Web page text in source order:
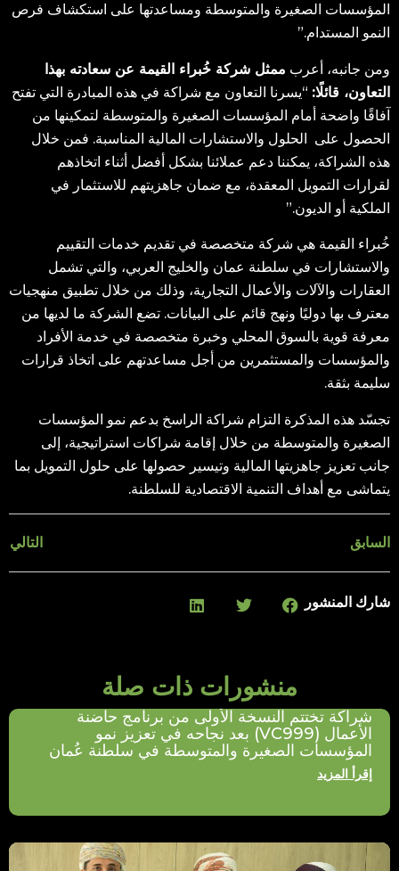
المؤسسات الصغيرة والمتوسطة ومساعدتها على استكشاف فرص
النمو المستدام.”
ومن جانبه، أعرب ممثل شركة خُبراء القيمة عن سعادته بهذا
التعاون، قائلًا:“يسرنا التعاون مع شراكة في هذه المبادرة التي تفتح
آفاقًا واضحة أمام المؤسسات الصغيرة والمتوسطة لتمكينها من
الحصول على الحلول والاستشارات المالية المناسبة. فمن خلال
هذه الشراكة، يمكننا دعم عملائنا بشكل أفضل أثناء اتخاذهم
لقرارات التمويل المعقدة، مع ضمان جاهزيتهم للاستثمار في
الملكية أو الديون.”
خُبراء القيمة هي شركة متخصصة في تقديم خدمات التقييم
والاستشارات في سلطنة عمان والخليج العربي، والتي تشمل
العقارات والآلات والأعمال التجارية، وذلك من خلال تطبيق منهجيات
معترف بها دوليًا ونهج قائم على البيانات. تضع الشركة ما لديها من
معرفة قوية بالسوق المحلي وخبرة متخصصة في خدمة الأفراد
والمؤسسات والمستثمرين من أجل مساعدتهم على اتخاذ قرارات
سليمة بثقة.
تجسّد هذه المذكرة التزام شراكة الراسخ بدعم نمو المؤسسات
الصغيرة والمتوسطة من خلال إقامة شراكات استراتيجية، إلى
جانب تعزيز جاهزيتها المالية وتيسير حصولها على حلول التمويل بما
يتماشى مع أهداف التنمية الاقتصادية للسلطنة.
السابق التالي
شارك المنشور
منشورات ذات صلة
شراكة تختتم النسخة الأولى من برنامج حاضنة
الأعمال (VC999) بعد نجاحه في تعزيز نمو
المؤسسات الصغيرة والمتوسطة في سلطنة عُمان
إقرأ المزيد